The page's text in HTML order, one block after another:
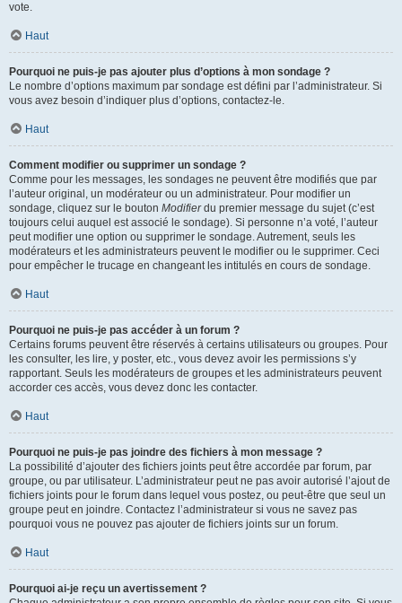
vote.
Haut
Pourquoi ne puis-je pas ajouter plus d’options à mon sondage ?
Le nombre d’options maximum par sondage est défini par l’administrateur. Si
vous avez besoin d’indiquer plus d’options, contactez-le.
Haut
Comment modifier ou supprimer un sondage ?
Comme pour les messages, les sondages ne peuvent être modifiés que par
l’auteur original, un modérateur ou un administrateur. Pour modifier un
sondage, cliquez sur le bouton Modifierdu premier message du sujet (c’est
toujours celui auquel est associé le sondage). Si personne n’a voté, l’auteur
peut modifier une option ou supprimer le sondage. Autrement, seuls les
modérateurs et les administrateurs peuvent le modifier ou le supprimer. Ceci
pour empêcher le trucage en changeant les intitulés en cours de sondage.
Haut
Pourquoi ne puis-je pas accéder à un forum ?
Certains forums peuvent être réservés à certains utilisateurs ou groupes. Pour
les consulter, les lire, y poster, etc., vous devez avoir les permissions s’y
rapportant. Seuls les modérateurs de groupes et les administrateurs peuvent
accorder ces accès, vous devez donc les contacter.
Haut
Pourquoi ne puis-je pas joindre des fichiers à mon message ?
La possibilité d’ajouter des fichiers joints peut être accordée par forum, par
groupe, ou par utilisateur. L’administrateur peut ne pas avoir autorisé l’ajout de
fichiers joints pour le forum dans lequel vous postez, ou peut-être que seul un
groupe peut en joindre. Contactez l’administrateur si vous ne savez pas
pourquoi vous ne pouvez pas ajouter de fichiers joints sur un forum.
Haut
Pourquoi ai-je reçu un avertissement ?